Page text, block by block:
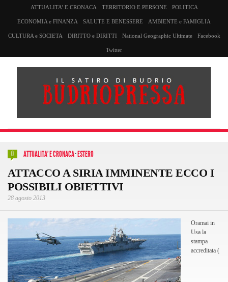
ATTUALITA’ E CRONACA TERRITORIO E PERSONE POLITICA
ECONOMIA e FINANZA SALUTE E BENESSERE AMBIENTE e FAMIGLIA
CULTURA e SOCIETA DIRITTO e DIRITTI National Geographic Ultimate Facebook
Twitter
0 ATTUALITA' E CRONACA·ESTERO
ATTACCO A SIRIA IMMINENTE ECCO I
POSSIBILI OBIETTIVI
28 agosto 2013
Oramai in
Usa la
stampa
accreditata (